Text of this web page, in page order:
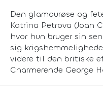
Den glamourøse og
Katrina Petrova (Joan
hvor hun bruger sin
sig
videre til den britiske
Charmerende George